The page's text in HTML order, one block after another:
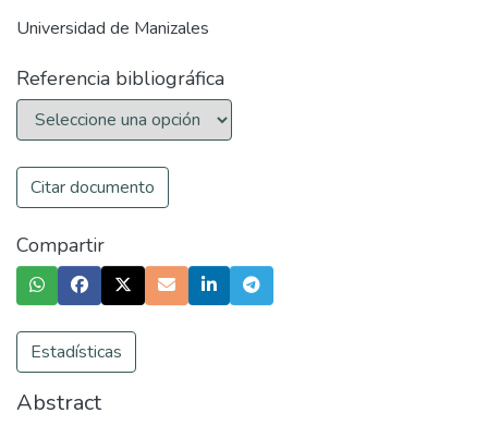
Universidad de Manizales
Referencia bibliográfica
Citar documento
Compartir
Estadísticas
Abstract